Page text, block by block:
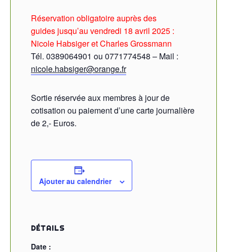
Réservation obligatoire auprès des
guides jusqu’au vendredi 18 avril 2025 :
Nicole Habsiger et Charles Grossmann
Tél. 0389064901 ou 0771774548 – Mail :
nicole.habsiger@orange.fr
Sortie réservée aux membres à jour de
cotisation ou paiement d’une carte journalière
de 2,- Euros.
Ajouter au calendrier
DÉTAILS
Date :